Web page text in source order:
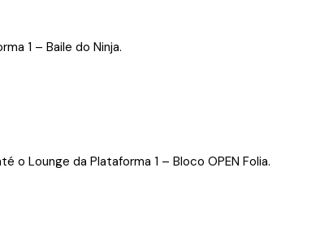
1 – Baile do Ninja.
o Lounge da Plataforma 1 – Bloco OPEN Folia.